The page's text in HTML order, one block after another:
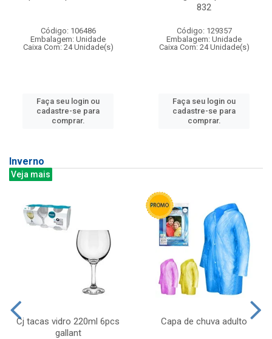
Código: 106486
Embalagem: Unidade
Caixa Com: 24 Unidade(s)
Faça seu login ou
cadastre-se para
comprar.
832
Código: 129357
Embalagem: Unidade
Caixa Com: 24 Unidade(s)
Faça seu login ou
cadastre-se para
comprar.
Inverno
Veja mais
Cj tacas vidro 220ml 6pcs
gallant
Capa de chuva adulto